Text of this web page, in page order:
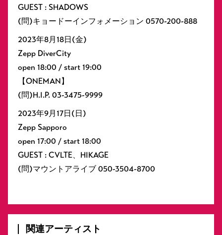
GUEST : SHADOWS
(問)キョードーインフォメーション 0570-200-888
2023年8月18日(金)
Zepp DiverCity
open 18:00 / start 19:00
【ONEMAN】
(問)H.I.P. 03-3475-9999
2023年9月17日(日)
Zepp Sapporo
open 17:00 / start 18:00
GUEST : CVLTE、HIKAGE
(問)マウントアライブ 050-3504-8700
関連アーティスト